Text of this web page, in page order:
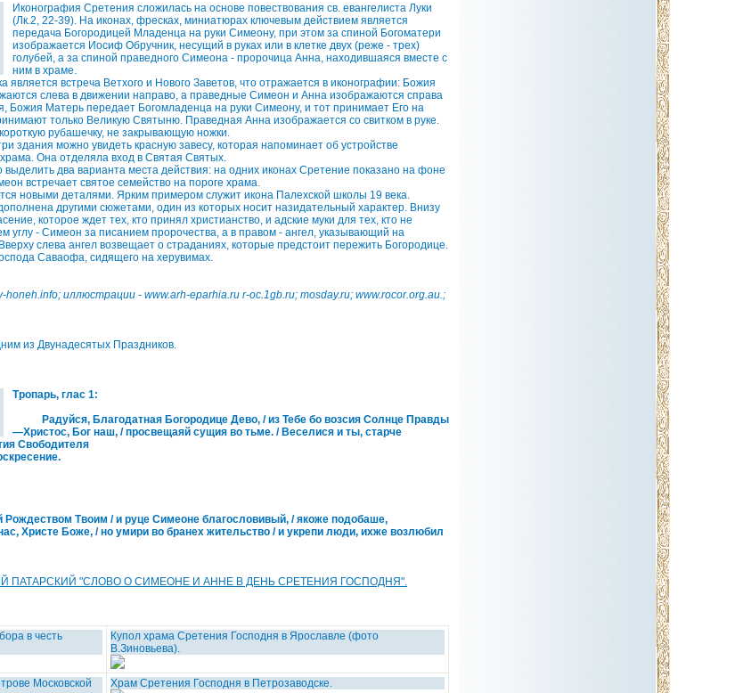
Иконография Сретения сложилась на основе повествования св. евангелиста Луки
(Лк.2, 22-39). На иконах, фресках, миниатюрах ключевым действием является
передача Богородицей Младенца на руки Симеону, при этом за спиной Богоматери
изображается Иосиф Обручник, несущий в руках или в клетке двух (реже - трех)
голубей, а за спиной праведного Симеона - пророчица Анна, находившаяся вместе с
ним в храме.
является встреча Ветхого и Нового Заветов, что отражается в иконографии: Божия
слева в движении направо, а праведные Симеон и Анна изображаются справа
Божия Матерь передает Богомладенца на руки Симеону, и тот принимает Его на
только Великую Святыню. Праведная Анна изображается со свитком в руке.
рубашечку, не закрывающую ножки.
здания можно увидеть красную завесу, которая напоминает об устройстве
Она отделяла вход в Святая Святых.
два варианта места действия: на одних иконах Сретение показано на фоне
встречает святое семейство на пороге храма.
новыми деталями. Ярким примером служит икона Палехской школы 19 века.
другими сюжетами, один из которых носит назидательный характер. Внизу
которое ждет тех, кто принял христианство, и адские муки для тех, кто не
углу - Симеон за писанием пророчества, а в правом - ангел, указывающий на
слева ангел возвещает о страданиях, которые предстоит пережить Богородице.
Саваофа, сидящего на херувимах.
honeh.info; иллюстрации - www.arh-eparhia.ru r-oc.1gb.ru; mosday.ru; www.rocor.org.au.;
из Двунадесятых Праздников.
Тропарь, глас 1:
Радуйся, Благодатная Богородице Дево, / из Тебе бо возсия Солнце Правды
—Христос, Бог наш, / просвещаяй сущия во тьме. / Веселися и ты, старче
Свободителя
Твоим / и руце Симеоне благословивый, / якоже подобаше,
Христе Боже, / но умири во бранех жительство / и укрепи люди, ихже возлюбил
"СЛОВО О СИМЕОНЕ И АННЕ В ДЕНЬ СРЕТЕНИЯ ГОСПОДНЯ".
в честь
Купол храма Сретения Господня в Ярославле (фото
В.Зиновьева).
Московской
Храм Сретения Господня в Петрозаводске.